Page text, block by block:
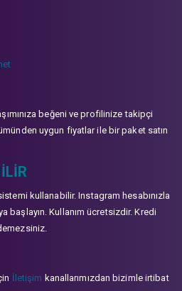
beğeni ve profilinize takipçi
uygun fiyatlar ile bir paket satın
kullanabilir. Instagram hesabınızla
başlayın. Kullanım ücretsizdir. Kredi
İletişim kanallarımızdan bizimle irtibat